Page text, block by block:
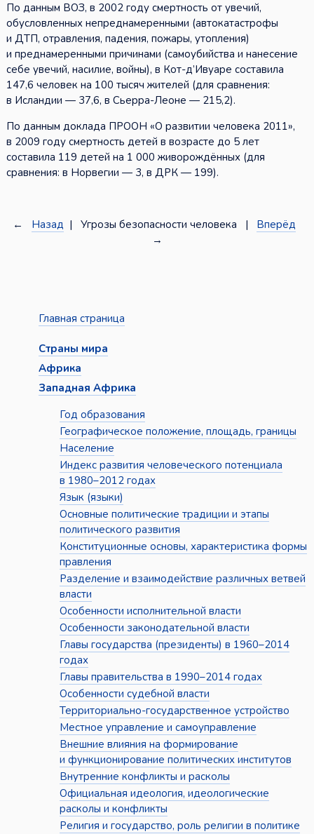
По данным ВОЗ, в 2002 году смертность от увечий,
обусловленных непреднамеренными (автокатастрофы
и ДТП, отравления, падения, пожары, утопления)
и преднамеренными причинами (самоубийства и нанесение
себе увечий, насилие, войны), в Кот-д’Ивуаре составила
147,6 человек на 100 тысяч жителей (для сравнения:
в Исландии — 37,6, в Сьерра-Леоне — 215,2).
По данным доклада ПРООН «О развитии человека 2011»,
в 2009 году смертность детей в возрасте до 5 лет
составила 119 детей на 1 000 живорождённых (для
сравнения: в Норвегии — 3, в ДРК — 199).
← Назад | Угрозы безопасности человека | Вперёд
→
Главная страница
Страны мира
Африка
Западная Африка
Год образования
Географическое положение, площадь, границы
Население
Индекс развития человеческого потенциала
в 1980–2012 годах
Язык (языки)
Основные политические традиции и этапы
политического развития
Конституционные основы, характеристика формы
правления
Разделение и взаимодействие различных ветвей
власти
Особенности исполнительной власти
Особенности законодательной власти
Главы государства (президенты) в 1960–2014
годах
Главы правительства в 1990–2014 годах
Особенности судебной власти
Территориально-государственное устройство
Местное управление и самоуправление
Внешние влияния на формирование
и функционирование политических институтов
Внутренние конфликты и расколы
Официальная идеология, идеологические
расколы и конфликты
Религия и государство, роль религии в политике